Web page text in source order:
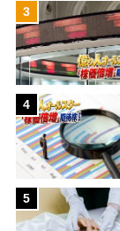
3
4
5